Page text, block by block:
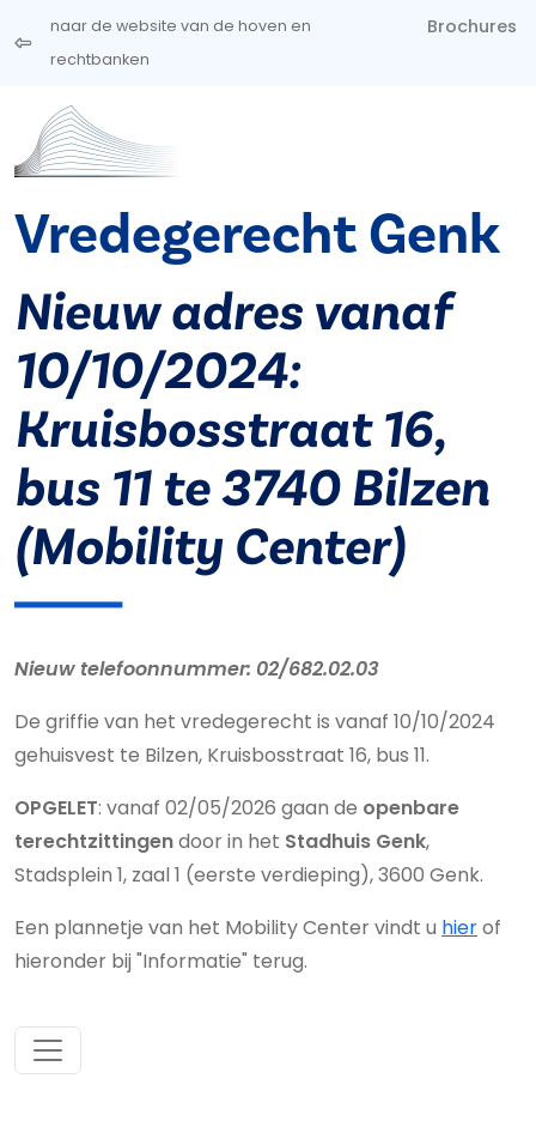
Overslaan en naar de inhoud gaan
naar de website van de hoven en
rechtbanken
Brochures
Vredegerecht Genk
Nieuw adres vanaf
10/10/2024:
Kruisbosstraat 16,
bus 11 te 3740 Bilzen
(Mobility Center)
Nieuw telefoonnummer: 02/682.02.03
De griffie van het vredegerecht is vanaf 10/10/2024
gehuisvest te Bilzen, Kruisbosstraat 16, bus 11.
OPGELET: vanaf 02/05/2026 gaan de openbare
terechtzittingendoor in het Stadhuis Genk,
Stadsplein 1, zaal 1 (eerste verdieping), 3600 Genk.
Een plannetje van het Mobility Center vindt u hierof
hieronder bij "Informatie" terug.